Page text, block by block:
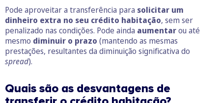
Pode aproveitar a transferência para solicitar um
dinheiro extra no seu crédito habitação, sem ser
penalizado nas condições. Pode ainda aumentarou até
mesmo diminuir o prazo (mantendo as mesmas
prestações, resultantes da diminuição significativa do
spread).
Quais são as desvantagens de